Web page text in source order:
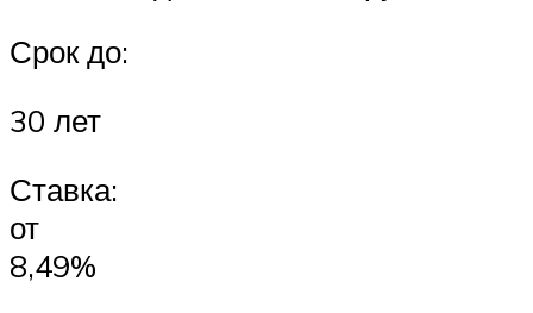
Срок до:
30 лет
Ставка:
от
8,49%